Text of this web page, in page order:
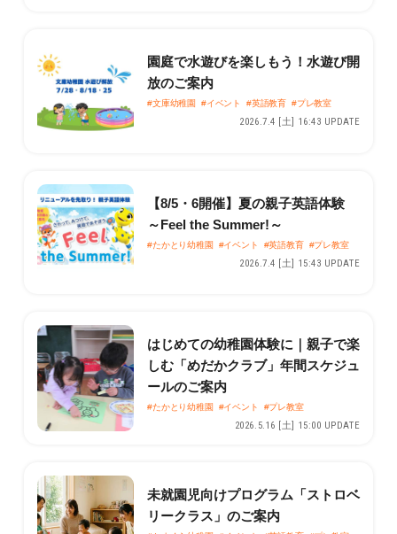
園庭で水遊びを楽しもう！水遊び開
放のご案内
#文庫幼稚園 #イベント #英語教育 #プレ教室
2026.7.4 [土] 16:43 UPDATE
【8/5・6開催】夏の親子英語体験
～Feel the Summer!～
#たかとり幼稚園 #イベント #英語教育 #プレ教室
2026.7.4 [土] 15:43 UPDATE
はじめての幼稚園体験に｜親子で楽
しむ「めだかクラブ」年間スケジュ
ールのご案内
#たかとり幼稚園 #イベント #プレ教室
2026.5.16 [土] 15:00 UPDATE
未就園児向けプログラム「ストロベ
リークラス」のご案内